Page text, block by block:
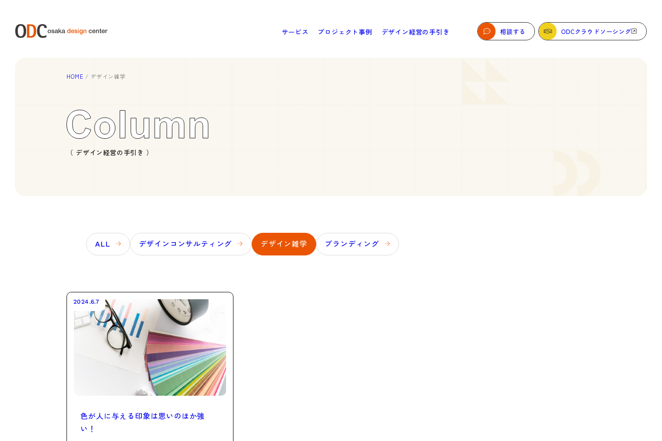
サービス プロジェクト事例 デザイン経営の手引き 相談する ODCクラウドソーシング
HOME / デザイン雑学
（ デザイン経営の手引き ）
ALL デザインコンサルティング デザイン雑学 ブランディング
2024.6.7
色が人に与える印象は思いのほか強
い！